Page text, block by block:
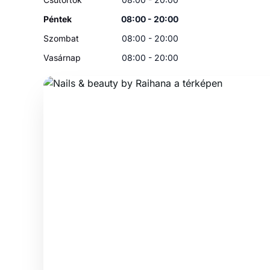
Péntek
08:00 - 20:00
Szombat
08:00 - 20:00
Vasárnap
08:00 - 20:00